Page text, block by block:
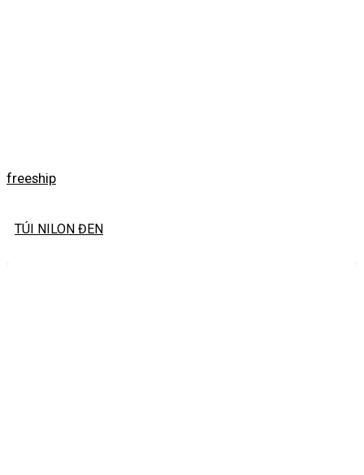
freeship
TÚI NILON ĐEN